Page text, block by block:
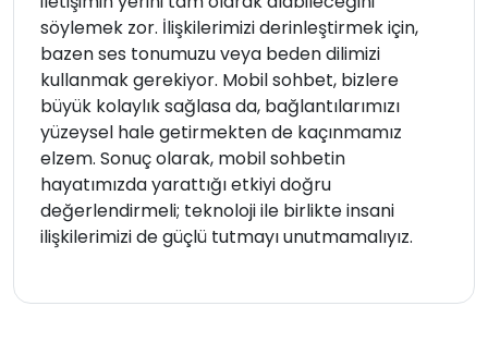
söylemek zor. İlişkilerimizi derinleştirmek için,
bazen ses tonumuzu veya beden dilimizi
kullanmak gerekiyor. Mobil sohbet, bizlere
büyük kolaylık sağlasa da, bağlantılarımızı
yüzeysel hale getirmekten de kaçınmamız
elzem. Sonuç olarak, mobil sohbetin
hayatımızda yarattığı etkiyi doğru
değerlendirmeli; teknoloji ile birlikte insani
ilişkilerimizi de güçlü tutmayı unutmamalıyız.